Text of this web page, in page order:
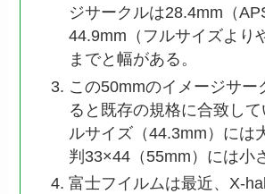
ジサークルは28.4mm（
44.9mm（フルサイズより
までと幅がある。
この50mmのイメージサー
ると既存の規格に合致し
ルサイズ（44.3mm）には
判33×44（55mm）には小
富士フイルムは最近、X-